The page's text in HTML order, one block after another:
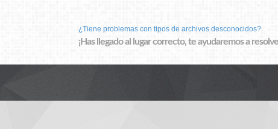
¿Tiene problemas con tipos de archivos desconocidos?
¡Has llegado al lugar correcto, te ayudaremos a